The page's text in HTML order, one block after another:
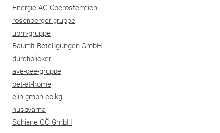
Energie AG Oberösterreich
rosenberger-gruppe
ubm-gruppe
Baumit Beteiligungen GmbH
durchblicker
ave-cee-gruppe
bet-at-home
elin-gmbh-co-kg
husqvarna
Schiene OÖ GmbH